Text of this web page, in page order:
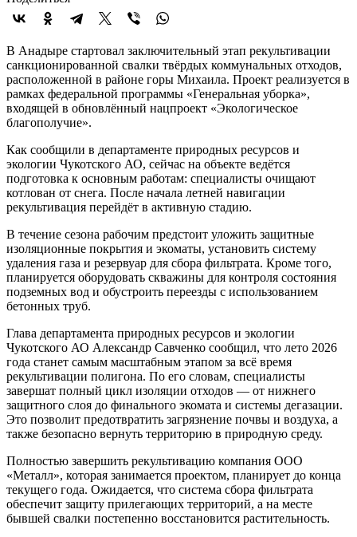
В Анадыре стартовал заключительный этап рекультивации
санкционированной свалки твёрдых коммунальных отходов,
расположенной в районе горы Михаила. Проект реализуется в
рамках федеральной программы «Генеральная уборка»,
входящей в обновлённый нацпроект «Экологическое
благополучие».
Как сообщили в департаменте природных ресурсов и
экологии Чукотского АО, сейчас на объекте ведётся
подготовка к основным работам: специалисты очищают
котлован от снега. После начала летней навигации
рекультивация перейдёт в активную стадию.
В течение сезона рабочим предстоит уложить защитные
изоляционные покрытия и экоматы, установить систему
удаления газа и резервуар для сбора фильтрата. Кроме того,
планируется оборудовать скважины для контроля состояния
подземных вод и обустроить переезды с использованием
бетонных труб.
Глава департамента природных ресурсов и экологии
Чукотского АО Александр Савченко сообщил, что лето 2026
года станет самым масштабным этапом за всё время
рекультивации полигона. По его словам, специалисты
завершат полный цикл изоляции отходов — от нижнего
защитного слоя до финального экомата и системы дегазации.
Это позволит предотвратить загрязнение почвы и воздуха, а
также безопасно вернуть территорию в природную среду.
Полностью завершить рекультивацию компания ООО
«Металл», которая занимается проектом, планирует до конца
текущего года. Ожидается, что система сбора фильтрата
обеспечит защиту прилегающих территорий, а на месте
бывшей свалки постепенно восстановится растительность.